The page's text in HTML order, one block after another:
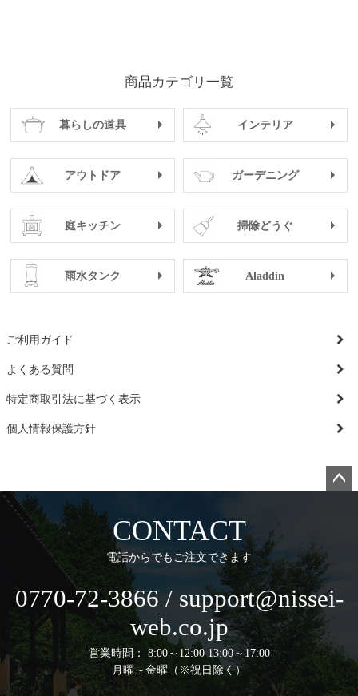
商品カテゴリ一覧
暮らしの道具 インテリア
アウトドア ガーデニング
庭キッチン 掃除どうぐ
雨水タンク Aladdin
ご利用ガイド
よくある質問
特定商取引法に基づく表示
個人情報保護方針
CONTACT
電話からでもご注文できます
0770-72-3866 / support@nissei-
web.co.jp
営業時間： 8:00～12:00 13:00～17:00
月曜～金曜（※祝日除く）